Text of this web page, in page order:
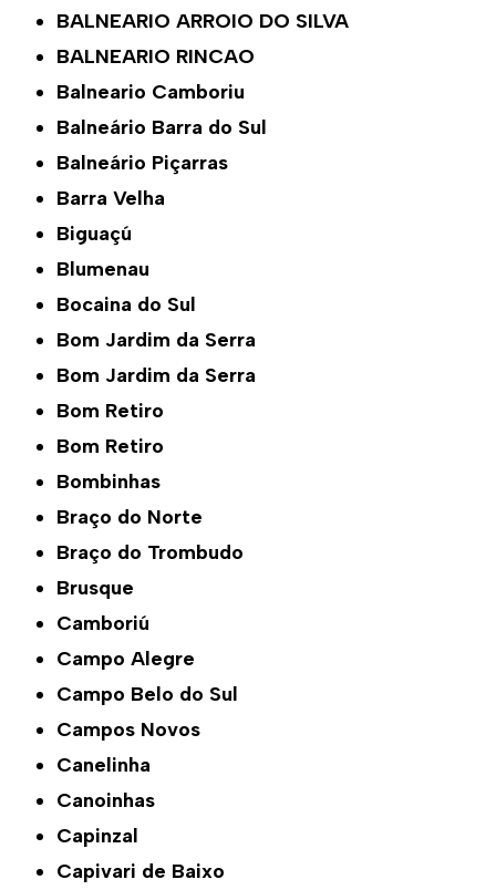
BALNEARIO ARROIO DO SILVA
BALNEARIO RINCAO
Balneario Camboriu
Balneário Barra do Sul
Balneário Piçarras
Barra Velha
Biguaçú
Blumenau
Bocaina do Sul
Bom Jardim da Serra
Bom Jardim da Serra
Bom Retiro
Bom Retiro
Bombinhas
Braço do Norte
Braço do Trombudo
Brusque
Camboriú
Campo Alegre
Campo Belo do Sul
Campos Novos
Canelinha
Canoinhas
Capinzal
Capivari de Baixo